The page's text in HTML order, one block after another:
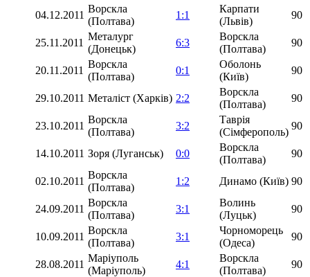
04.12.2011
Ворскла
(Полтава)
1:1
Карпати
(Львів)
90
25.11.2011
Металург
(Донецьк)
6:3
Ворскла
(Полтава)
90
20.11.2011
Ворскла
(Полтава)
0:1
Оболонь
(Київ)
90
29.10.2011 Металіст (Харків) 2:2
Ворскла
(Полтава)
90
23.10.2011
Ворскла
(Полтава)
3:2
Таврія
(Сімферополь)
90
14.10.2011 Зоря (Луганськ) 0:0
Ворскла
(Полтава)
90
02.10.2011
Ворскла
(Полтава)
1:2 Динамо (Київ) 90
24.09.2011
Ворскла
(Полтава)
3:1
Волинь
(Луцьк)
90
10.09.2011
Ворскла
(Полтава)
3:1
Чорноморець
(Одеса)
90
28.08.2011
Маріуполь
(Маріуполь)
4:1
Ворскла
(Полтава)
90